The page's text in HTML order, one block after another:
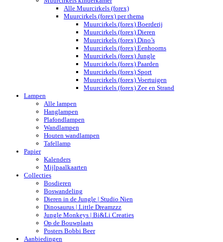
Alle Muurcirkels (forex)
Muurcirkels (forex) per thema
Muurcirkels (forex) Boerderij
Muurcirkels (forex) Dieren
Muurcirkels (forex) Dino’s
Muurcirkels (forex) Eenhoorns
Muurcirkels (forex) Jungle
Muurcirkels (forex) Paarden
Muurcirkels (forex) Sport
Muurcirkels (forex) Voertuigen
Muurcirkels (forex) Zee en Strand
Lampen
Alle lampen
Hanglampen
Plafondlampen
Wandlampen
Houten wandlampen
Tafellamp
Papier
Kalenders
Mijlpaalkaarten
Collecties
Bosdieren
Boswandeling
Dieren in de Jungle | Studio Nien
Dinosaurus | Little Dreamzzz
Jungle Monkeys | Bi&Li Creaties
Op de Bouwplaats
Posters Bobbi Beer
Aanbiedingen